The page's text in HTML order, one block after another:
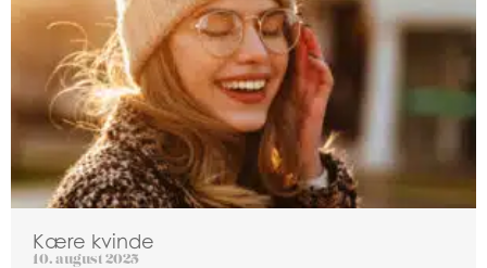
Kære kvinde
10. august 2025